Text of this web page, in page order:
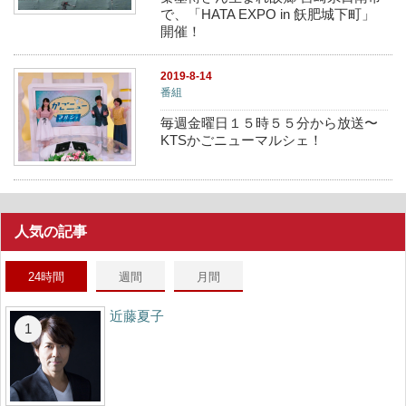
で、「HATA EXPO in 飫肥城下町」
開催！
2019-8-14
番組
毎週金曜日１５時５５分から放送〜
KTSかごニューマルシェ！
人気の記事
24時間 週間 月間
近藤夏子